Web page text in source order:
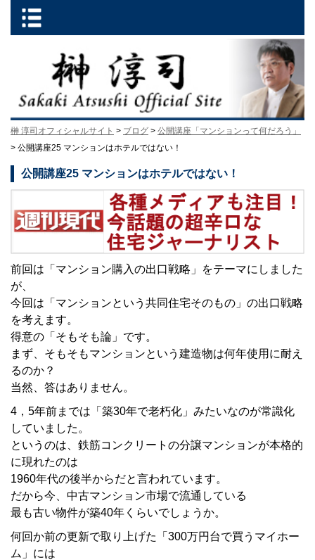
榊 淳司オフィシャルサイト > ブログ > 公開講座「マンションって何だろう」
> 公開講座25 マンションはホテルではない！
公開講座25 マンションはホテルではない！
前回は「マンション購入の出口戦略」をテーマにしました
が、
今回は「マンションという共同住宅そのもの」の出口戦略
を考えます。
得意の「そもそも論」です。
まず、そもそもマンションという建造物は何年使用に耐え
るのか？
当然、答はありません。
4，5年前までは「築30年で老朽化」みたいなのが常識化
していました。
というのは、鉄筋コンクリートの分譲マンションが本格的
に現れたのは
1960年代の後半からだと言われています。
だから今、中古マンション市場で流通している
最も古い物件が築40年くらいでしょうか。
何回か前の更新で取り上げた「300万円台で買うマイホー
ム」には